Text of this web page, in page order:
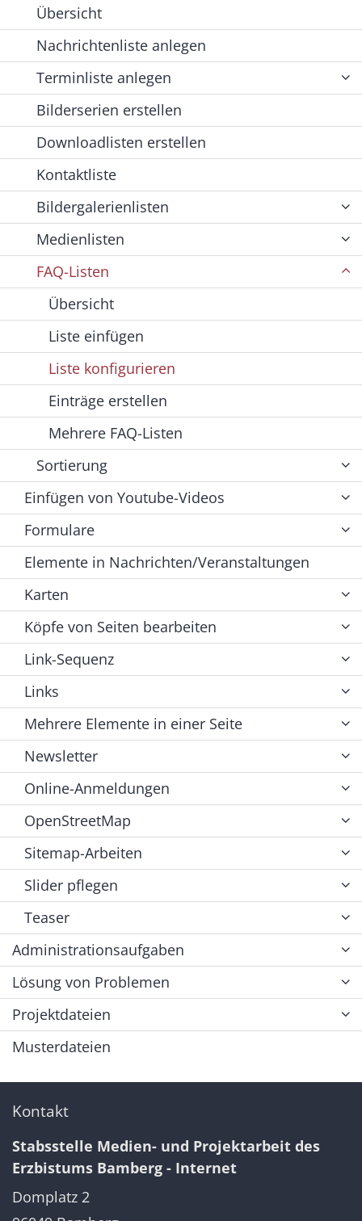
Übersicht
Nachrichtenliste anlegen
Terminliste anlegen
Bilderserien erstellen
Downloadlisten erstellen
Kontaktliste
Bildergalerienlisten
Medienlisten
FAQ-Listen
Übersicht
Liste einfügen
Liste konfigurieren
Einträge erstellen
Mehrere FAQ-Listen
Sortierung
Einfügen von Youtube-Videos
Formulare
Elemente in Nachrichten/Veranstaltungen
Karten
Köpfe von Seiten bearbeiten
Link-Sequenz
Links
Mehrere Elemente in einer Seite
Newsletter
Online-Anmeldungen
OpenStreetMap
Sitemap-Arbeiten
Slider pflegen
Teaser
Administrationsaufgaben
Lösung von Problemen
Projektdateien
Musterdateien
Kontakt
Stabsstelle Medien- und Projektarbeit des
Erzbistums Bamberg - Internet
Domplatz 2